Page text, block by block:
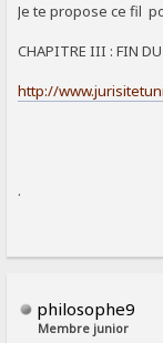
Je te propose ce fil
CHAPITRE III : FIN
http://
.
philosophe9
Membre junior